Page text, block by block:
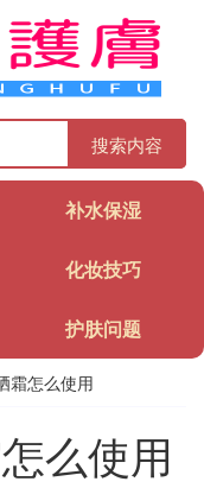
搜索内容
补水保湿
化妆技巧
护肤问题
霜怎么使用
么使用